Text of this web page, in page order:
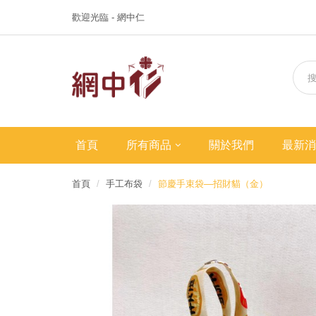
歡迎光臨 - 網中仁
首頁 所有商品 關於我們 最新
首頁 手工布袋 節慶手束袋—招財貓（金）